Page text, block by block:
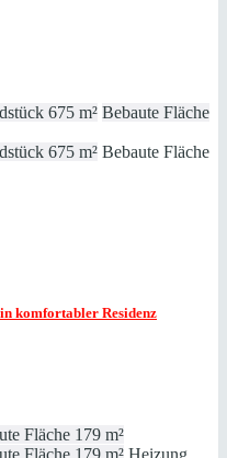
675 m² Bebaute Fläche
675 m² Bebaute Fläche
komfortabler Residenz
Fläche 179 m²
Fläche 179 m² Heizung